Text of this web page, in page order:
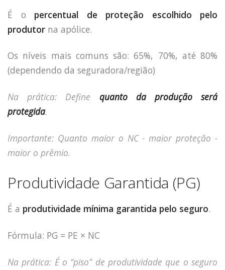
É o percentual de proteção escolhido pelo
produtor na apólice.
Os níveis mais comuns são: 65%, 70%, até 80%
(dependendo da seguradora/região)
Na prática: Define quanto da produção será
protegida.
Importante: Quanto maior o NC - maior proteção -
maior o prêmio.
Produtividade Garantida (PG)
É a produtividade mínima garantida pelo seguro.
Fórmula: PG = PE × NC
Na prática: É o “piso” de produtividade que o seguro